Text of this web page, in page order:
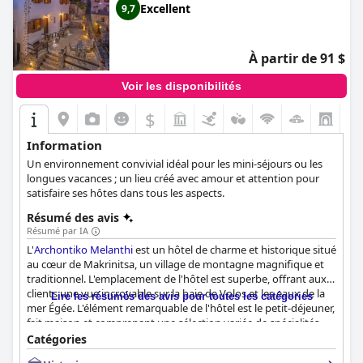
même qu'ils ont eu l'impression de séjourner en famille.
L'emplacement, la propreté et le petit déjeuner sont autant
d'atouts qui font de cet hôtel un lieu de séjour exceptionnel.
9,7 Excellent
À partir de 91 $
Voir les disponibilités
$
Information
Un environnement convivial idéal pour les mini-séjours ou les
longues vacances ; un lieu créé avec amour et attention pour
satisfaire ses hôtes dans tous les aspects.
Résumé des avis
Résumé par IA
L'Archontiko Melanthiest un hôtel de charme et historique situé
au cœur de Makrinitsa, un village de montagne magnifique et
traditionnel. L'emplacement de l'hôtel est superbe, offrant aux
clients une vue incroyable sur la baie de Volos et les eaux de la
mer Égée. L'élément remarquable de l'hôtel est le petit-déjeuner,
fait maison et comprenant une sélection variée de spécialités
locales. Les chambres sont confortables, propres et bien
entretenues, avec des lits confortables et des salles de bains
Lire les résumés des avis pour toutes les catégories
Catégories